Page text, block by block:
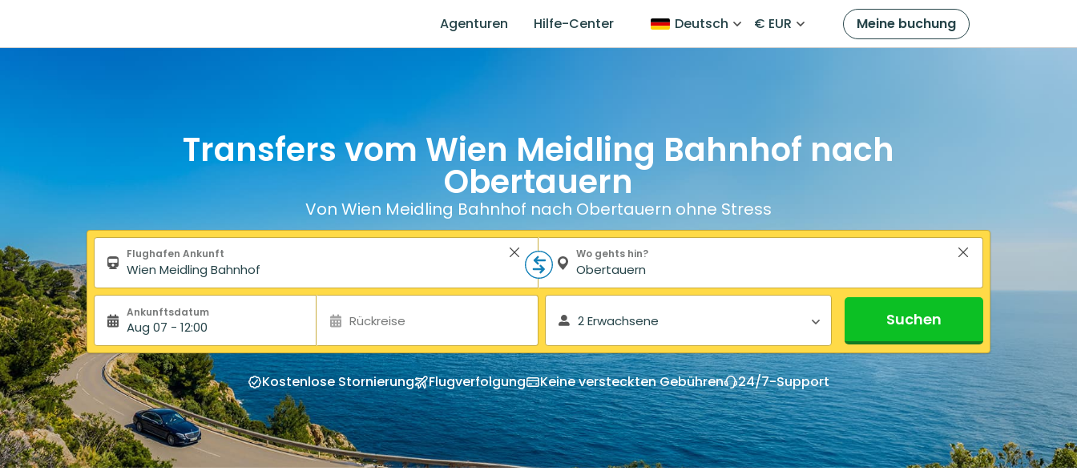
Agenturen Hilfe-Center Deutsch € EUR Meine buchung
Transfers vom Wien Meidling Bahnhof nach
Obertauern
Von Wien Meidling Bahnhof nach Obertauern ohne Stress
Suchformular
Flughafen Ankunft Wo gehts hin?
Ankunftsdatum
Aug 07 - 12:00 Rückreise 2 Erwachsene Suchen
Kostenlose Stornierung Flugverfolgung Keine versteckten Gebühren 24/7-Support